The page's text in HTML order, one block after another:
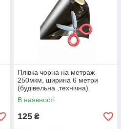
Плівка чорна на метраж
250мкм, ширина 6 метри
(будівельна ,технічна).
В наявності
125 ₴